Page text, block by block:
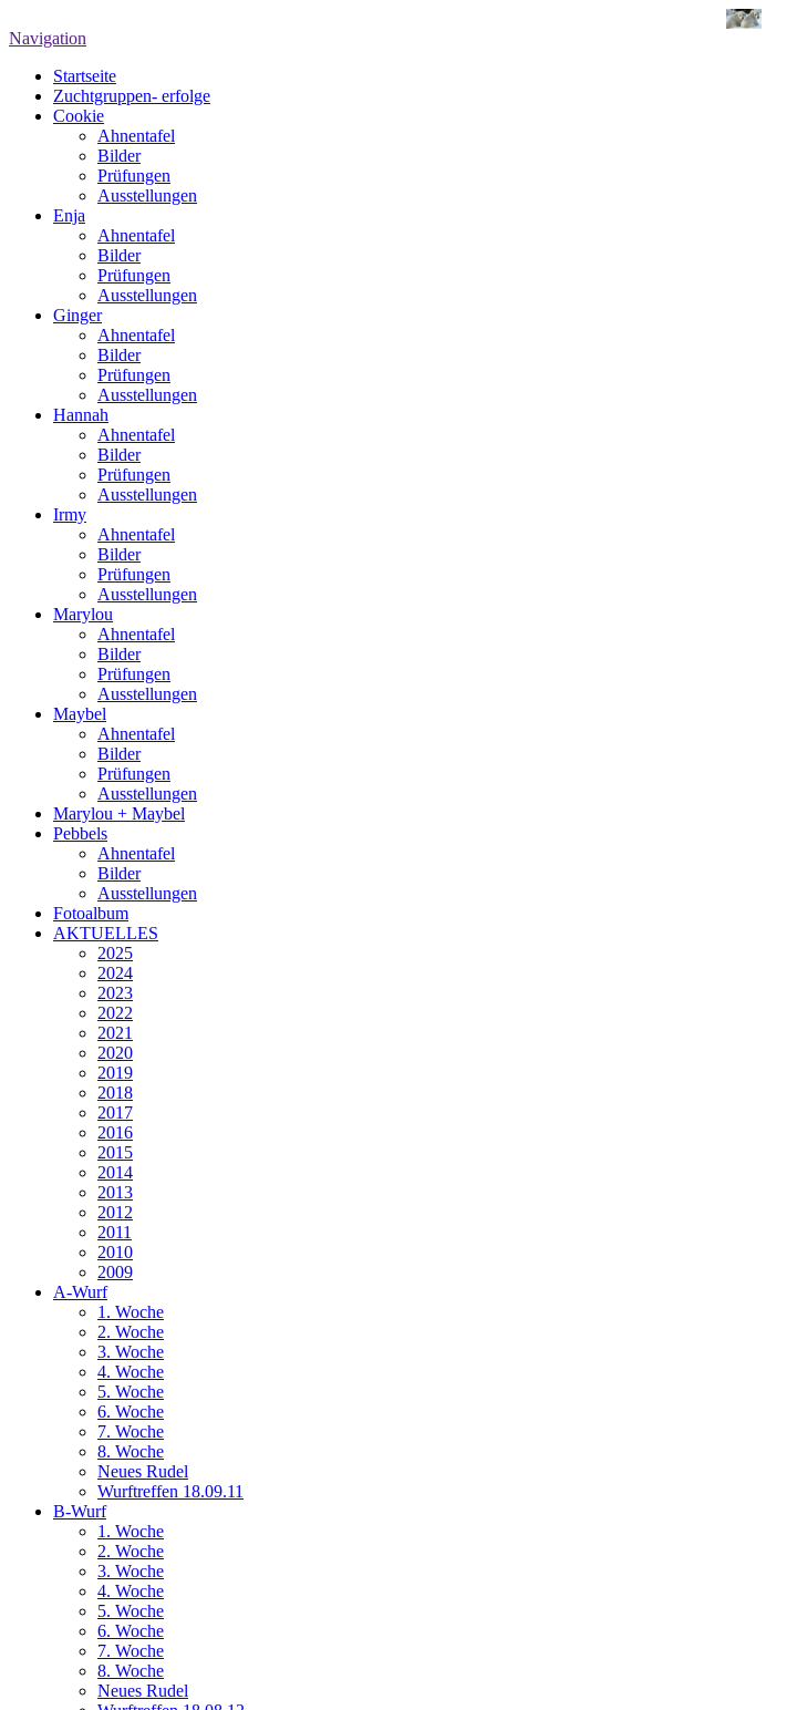
Navigation
Startseite
Zuchtgruppen- erfolge
Cookie
Ahnentafel
Bilder
Prüfungen
Ausstellungen
Enja
Ahnentafel
Bilder
Prüfungen
Ausstellungen
Ginger
Ahnentafel
Bilder
Prüfungen
Ausstellungen
Hannah
Ahnentafel
Bilder
Prüfungen
Ausstellungen
Irmy
Ahnentafel
Bilder
Prüfungen
Ausstellungen
Marylou
Ahnentafel
Bilder
Prüfungen
Ausstellungen
Maybel
Ahnentafel
Bilder
Prüfungen
Ausstellungen
Marylou + Maybel
Pebbels
Ahnentafel
Bilder
Ausstellungen
Fotoalbum
AKTUELLES
2025
2024
2023
2022
2021
2020
2019
2018
2017
2016
2015
2014
2013
2012
2011
2010
2009
A-Wurf
1. Woche
2. Woche
3. Woche
4. Woche
5. Woche
6. Woche
7. Woche
8. Woche
Neues Rudel
Wurftreffen 18.09.11
B-Wurf
1. Woche
2. Woche
3. Woche
4. Woche
5. Woche
6. Woche
7. Woche
8. Woche
Neues Rudel